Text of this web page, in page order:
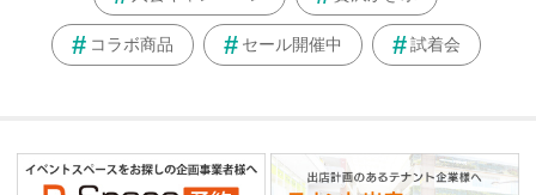
コラボ商品 セール開催中 試着会